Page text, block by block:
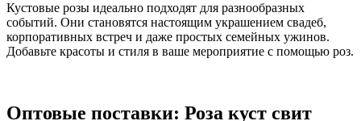
Кустовые розы идеально подходят для разнообразных
событий. Они становятся настоящим украшением свадеб,
корпоративных встреч и даже простых семейных ужинов.
Добавьте красоты и стиля в ваше мероприятие с помощью роз.
Оптовые поставки: Роза куст свит